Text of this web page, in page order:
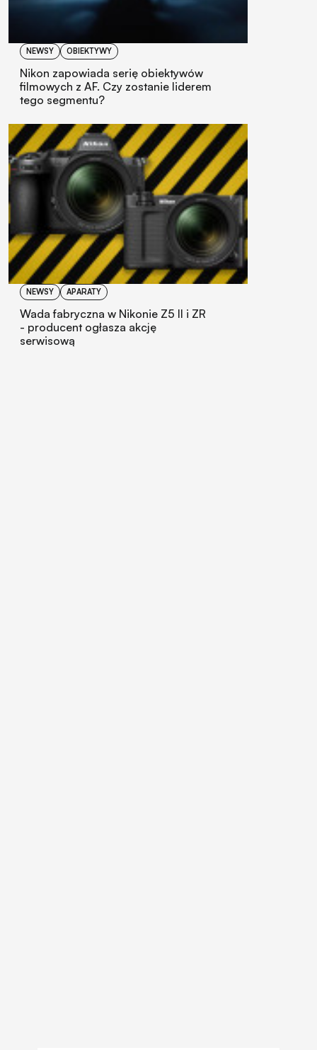
NEWSY OBIEKTYWY
Nikon zapowiada serię obiektywów
filmowych z AF. Czy zostanie liderem
tego segmentu?
NEWSY APARATY
Wada fabryczna w Nikonie Z5 II i ZR
- producent ogłasza akcję
serwisową